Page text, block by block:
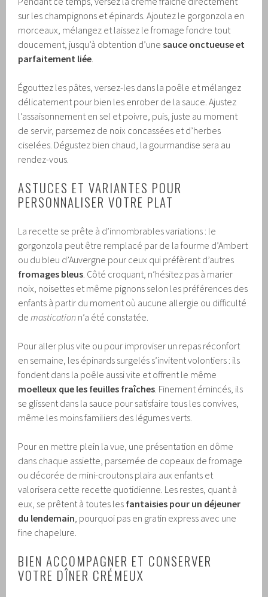
sur les champignons et épinards. Ajoutez le gorgonzola en
morceaux, mélangez et laissez le fromage fondre tout
doucement, jusqu’à obtention d’unesauce onctueuse et
parfaitement liée
Égouttez les pâtes, versez-les dans la poêle et mélangez
délicatement pour bien les enrober de la sauce. Ajustez
l’assaisonnement en sel et poivre, puis, juste au moment
de servir, parsemez de noix concassées et d’herbes
ciselées. Dégustez bien chaud, la gourmandise sera au
rendez-vous.
ASTUCES ET VARIANTES POUR
PERSONNALISER VOTRE PLAT
La recette se prête à d’innombrables variations : le
gorgonzola peut être remplacé par de la fourme d’Ambert
ou du bleu d’Auvergne pour ceux qui préfèrent d’autres
fromages bleus . Côté croquant, n’hésitez pas à marier
noix, noisettes et même pignons selon les préférences des
enfants à partir du moment où aucune allergie ou difficulté
de mastication n’a été constatée.
Pour aller plus vite ou pour improviser un repas réconfort
en semaine, les épinards surgelés s’invitent volontiers : ils
fondent dans la poêle aussi vite et offrent le même
moelleux que les feuilles fraîches . Finement émincés, ils
se glissent dans la sauce pour satisfaire tous les convives,
même les moins familiers des légumes verts.
Pour en mettre plein la vue, une présentation en dôme
dans chaque assiette, parsemée de copeaux de fromage
ou décorée de mini-croutons plaira aux enfants et
valorisera cette recette quotidienne. Les restes, quant à
eux, se prêtent à toutes les fantaisies pour un déjeuner
du lendemain , pourquoi pas en gratin express avec une
fine chapelure.
BIEN ACCOMPAGNER ET CONSERVER
VOTRE DÎNER CRÉMEUX